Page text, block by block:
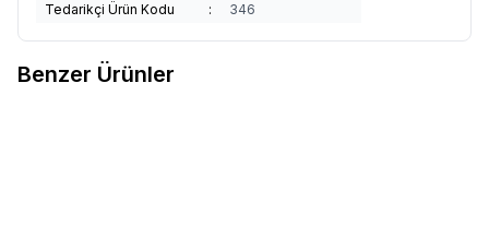
Tedarikçi Ürün Kodu
: 346
Benzer Ürünler